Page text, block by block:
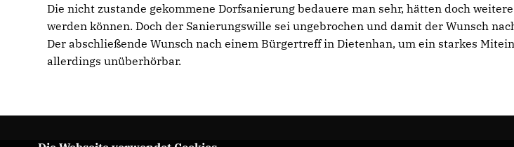
Die nicht zustande gekommene Dorfsanierung bedauere man sehr, hätten doch
werden können. Doch der Sanierungswille sei ungebrochen und damit der Wunsch
Der abschließende Wunsch nach einem Bürgertreff in Dietenhan, um ein starkes
allerdings unüberhörbar.